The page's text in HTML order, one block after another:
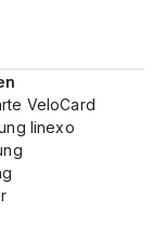
VeloCard
linexo